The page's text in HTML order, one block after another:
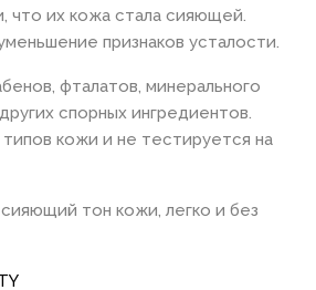
что их кожа стала сияющей.
признаков усталости.
фталатов, минерального
спорных ингредиентов.
кожи и не тестируется на
тон кожи, легко и без